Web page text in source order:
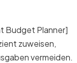
Budget Planner]
zuweisen,
vermeiden.